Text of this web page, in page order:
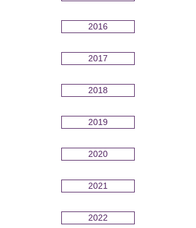
2016
2017
2018
2019
2020
2021
2022